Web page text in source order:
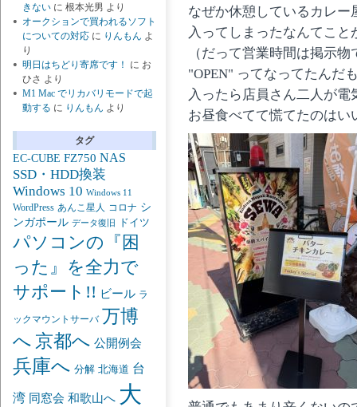
きない に 根本光男 より
オークションで買われるソフト
についての対応 に りんもん よ
り
明日はちどり寄席です！
に お
ひさ より
M1 Mac でリカバリモードで起
動する に りんもん より
タグ
EC-CUBE FZ750 NAS
SSD・HDD換装
Windows 10 Windows 11
WordPress あんこ星人 コロナ シ
ンガポール データ復旧 ドイツ
パソコンの『困
った』を全力で
サポート!! ビール ラ
ックマウントサーバ 万博
へ 京都へ 公開例会
兵庫へ 分解 北海道 台
湾 同窓会 和歌山へ 大
なぜか休憩しているカレー
入ってしまったなんてこ
（だって営業時間は掲示
"OPEN" ってなってたんだ
入ったら店員さん二人が
お昼食べてて慌てたのは